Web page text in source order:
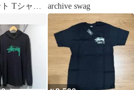
Tシャツ
archive swag